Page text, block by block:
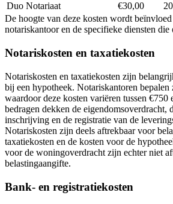
Duo Notariaat
€30,00
De hoogte van deze kosten wordt
notariskantoor en de specifieke diensten die
Notariskosten en taxatiekosten
Notariskosten en taxatiekosten zijn
bij een hypotheek. Notariskantoren bepalen
waardoor deze kosten variëren tussen €750
bedragen dekken de eigendomsoverdracht,
inschrijving en de registratie van de
Notariskosten zijn deels aftrekbaar voor
taxatiekosten en de kosten voor de
voor de woningoverdracht zijn echter niet
belastingaangifte.
Bank- en registratiekosten